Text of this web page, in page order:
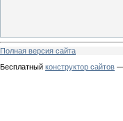
Полная версия сайта
Бесплатный конструктор сайтов